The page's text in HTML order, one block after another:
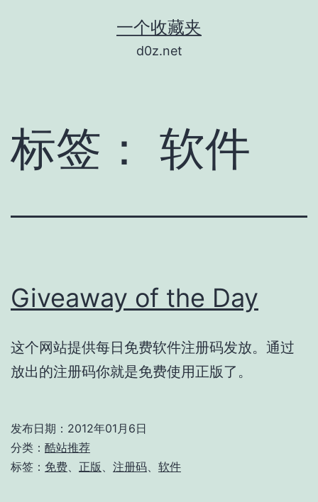
一个收藏夹
d0z.net
标签： 软件
Giveaway of the Day
这个网站提供每日免费软件注册码发放。通过
放出的注册码你就是免费使用正版了。
发布日期： 2012年01月6日
分类： 酷站推荐
标签： 免费 正版 注册码 软件